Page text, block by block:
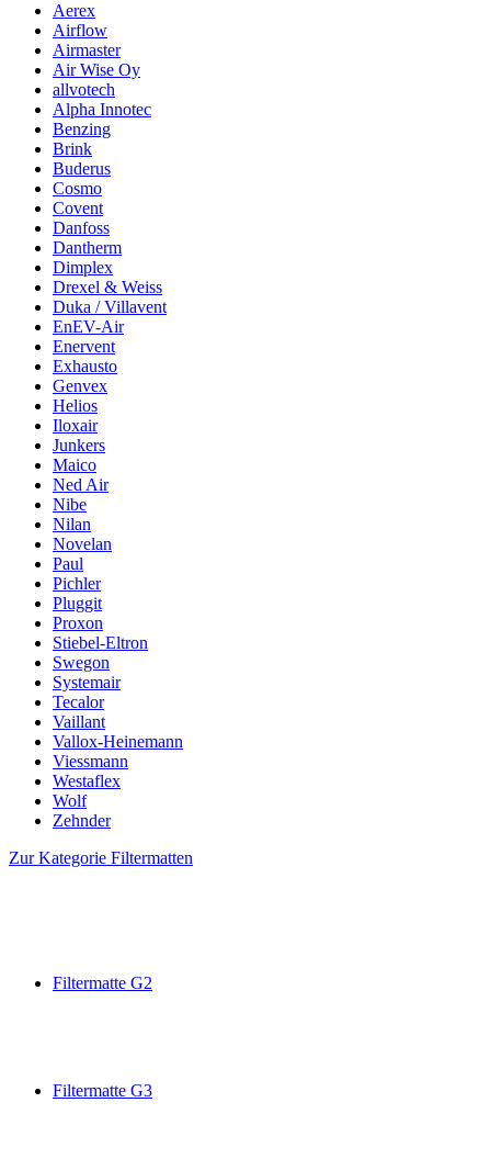
Aerex
Airflow
Airmaster
Air Wise Oy
allvotech
Alpha Innotec
Benzing
Brink
Buderus
Cosmo
Covent
Danfoss
Dantherm
Dimplex
Drexel & Weiss
Duka / Villavent
EnEV-Air
Enervent
Exhausto
Genvex
Helios
Iloxair
Junkers
Maico
Ned Air
Nibe
Nilan
Novelan
Paul
Pichler
Pluggit
Proxon
Stiebel-Eltron
Swegon
Systemair
Tecalor
Vaillant
Vallox-Heinemann
Viessmann
Westaflex
Wolf
Zehnder
Zur Kategorie Filtermatten
Filtermatte G2
Filtermatte G3